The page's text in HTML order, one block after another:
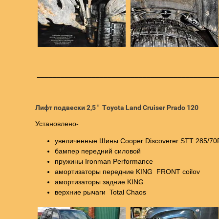
Лифт подвески 2,5 " Toyota Land Cruiser Prado 120
Установлено-
увеличенные Шины Cooper Discoverer STT 285/
бампер передний силовой
пружины Ironman Performance
амортизаторы передние KING FRONT coilov
амортизаторы задние KING
верхние рычаги Total Chaos